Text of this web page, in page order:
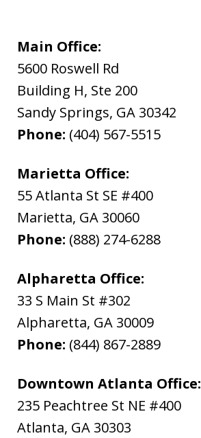
Main Office:
5600 Roswell Rd
Building H, Ste 200
Sandy Springs, GA 30342
Phone: (404) 567-5515
Marietta Office:
55 Atlanta St SE #400
Marietta, GA 30060
Phone: (888) 274-6288
Alpharetta Office:
33 S Main St #302
Alpharetta, GA 30009
Phone: (844) 867-2889
Downtown Atlanta Office:
235 Peachtree St NE #400
Atlanta, GA 30303